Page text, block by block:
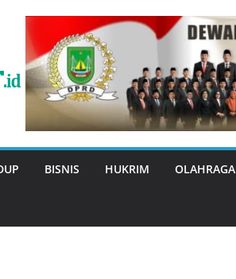
BISNIS HUKRIM OLAHRAGA